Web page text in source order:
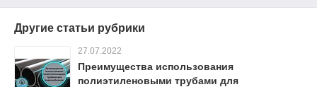
Другие статьи рубрики
27.07.2022
Преимущества использования
полиэтиленовыми трубами для